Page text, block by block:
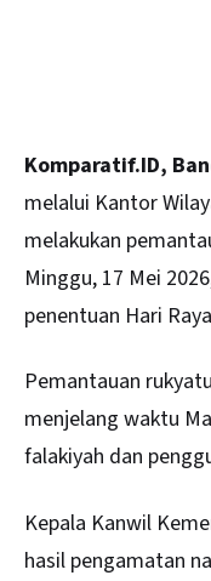
Komparatif.ID,
melalui Kantor
melakukan
Minggu, 17 Mei
penentuan Hari
Pemantauan
menjelang waktu
falakiyah dan
Kepala Kanwil
hasil pengamatan